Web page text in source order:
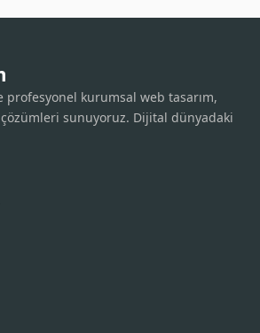
kurumsal web tasarım,
çözümleri sunuyoruz. Dijital dünyadaki